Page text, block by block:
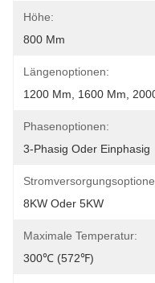
Höhe:
800 Mm
Längenoptionen:
1200 Mm, 1600 Mm,
Phasenoptionen:
3-Phasig Oder Einphasig
8KW Oder 5KW
Maximale Temperatur:
300℃ (572℉)